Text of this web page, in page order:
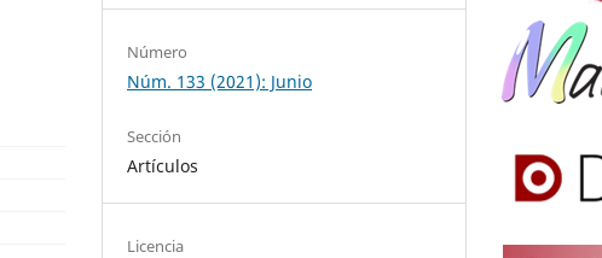
Número
Núm. 133 (2021): Junio
Sección
Artículos
Licencia